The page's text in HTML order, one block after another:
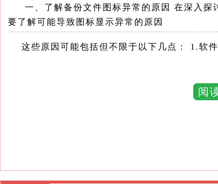
一、了解备份文件图标异常的原因 在深入探
要了解可能导致图标显示异常的原因
这些原因可能包括但不限于以下几点： 1.软
2.系统文件关联错误：Windows操作系统中
件（如CAXA的备份文件）无法正确显示其图标
文件图标显示异常
阅